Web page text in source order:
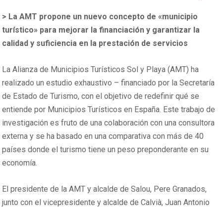
> La AMT propone un nuevo concepto de «municipio
turístico» para mejorar la financiación y garantizar la
calidad y suficiencia en la prestación de servicios
La Alianza de Municipios Turísticos Sol y Playa (AMT) ha
realizado un estudio exhaustivo – financiado por la Secretaría
de Estado de Turismo, con el objetivo de redefinir qué se
entiende por Municipios Turísticos en España. Este trabajo de
investigación es fruto de una colaboración con una consultora
externa y se ha basado en una comparativa con más de 40
países donde el turismo tiene un peso preponderante en su
economía.
El presidente de la AMT y alcalde de Salou, Pere Granados,
junto con el vicepresidente y alcalde de Calvià, Juan Antonio